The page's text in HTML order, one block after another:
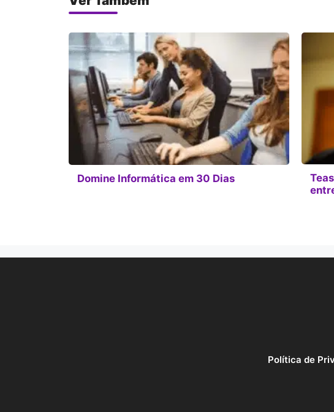
Domine Informática em 30 Dias
Política de